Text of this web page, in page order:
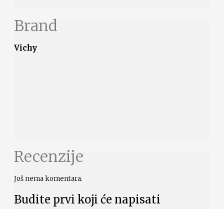
Brand
Vichy
Recenzije
Još nema komentara.
Budite prvi koji će napisati